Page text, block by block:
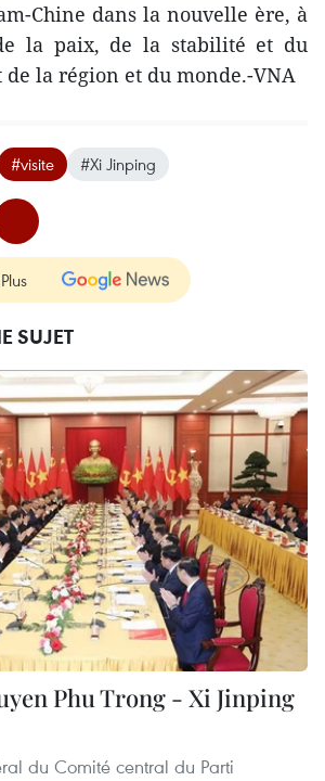
Chine dans la nouvelle ère, à
la paix, de la stabilité et du
la région et du monde.-VNA
#visite #Xi Jinping
SUJET
Phu Trong - Xi Jinping
du Comité central du Parti